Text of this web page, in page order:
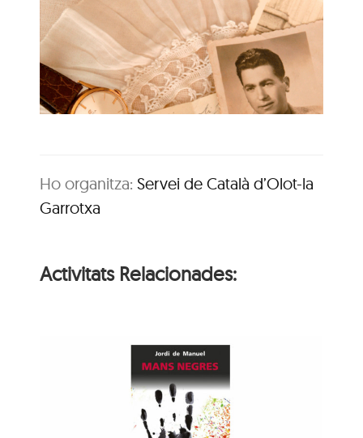
Ho organitza:Servei de Català d’Olot-la
Garrotxa
Activitats Relacionades:
Animaler